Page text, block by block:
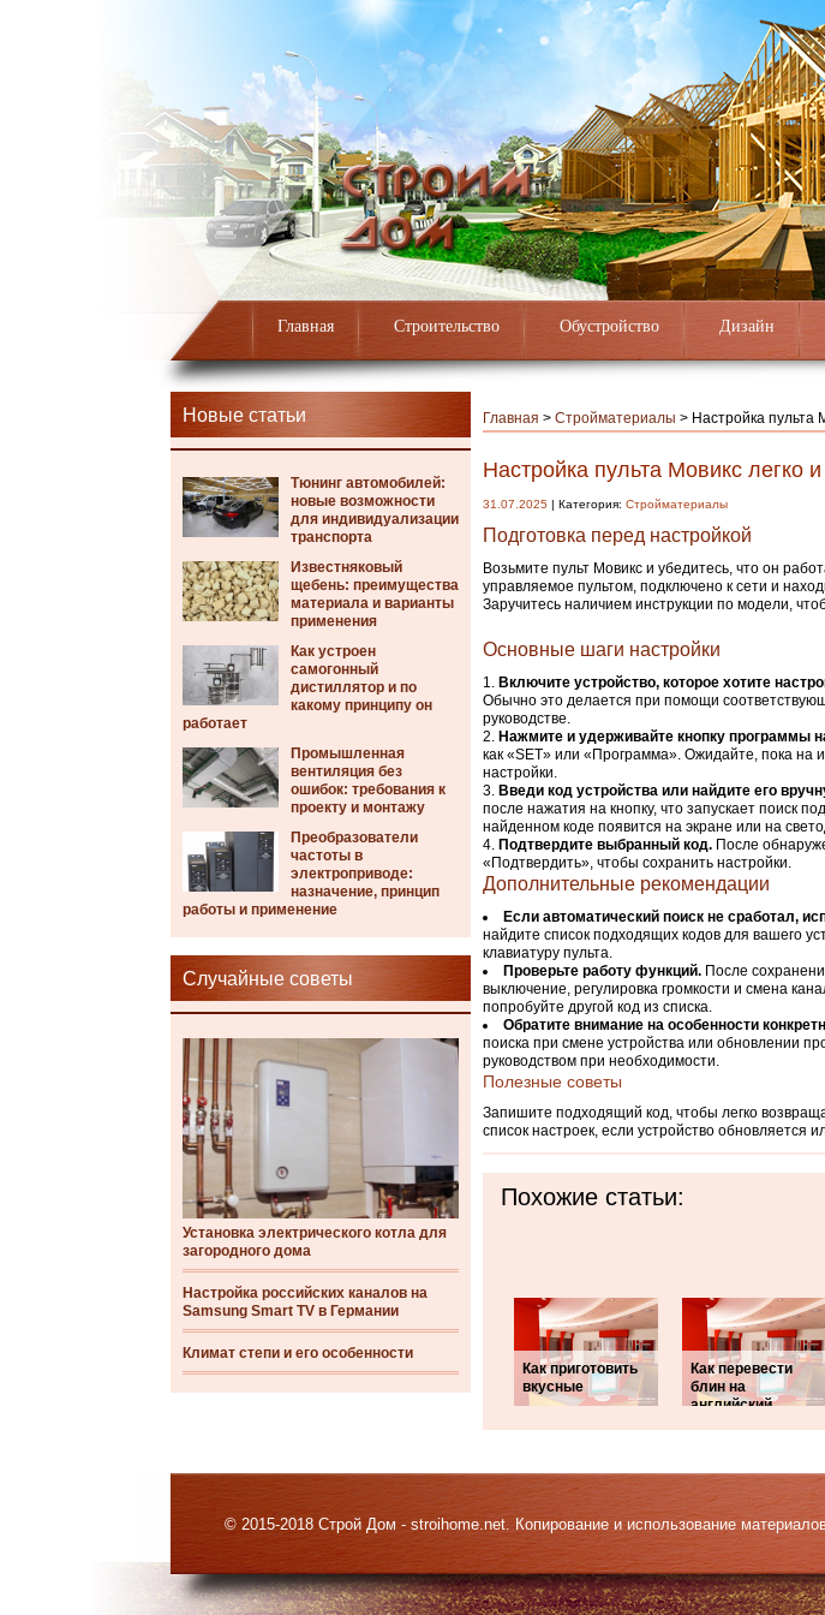
Главная Строительство Обустройство Дизайн
Новые статьи
Тюнинг автомобилей:
новые возможности
для индивидуализации
транспорта
Известняковый
щебень: преимущества
материала и варианты
применения
Как устроен
самогонный
дистиллятор и по
какому принципу он
работает
Промышленная
вентиляция без
ошибок: требования к
проекту и монтажу
Преобразователи
частоты в
электроприводе:
назначение, принцип
работы и применение
Случайные советы
Установка электрического котла для
загородного дома
Настройка российских каналов на
Samsung Smart TV в Германии
Климат степи и его особенности
Главная > Стройматериалы > Настройка пульта
Настройка пульта Мовикс легко
31.07.2025 | Категория: Стройматериалы
Подготовка перед настройкой
Возьмите пульт Мовикс и убедитесь, что он
управляемое пультом, подключено к сети и
Заручитесь наличием инструкции по модели,
Основные шаги настройки
Включите устройство, которое хотите
Обычно это делается при помощи
руководстве.
Нажмите и удерживайте кнопку программы
как «SET» или «Программа». Ожидайте, пока на
настройки.
Введи код устройства или найдите его
после нажатия на кнопку, что запускает поиск
найденном коде появится на экране или на
Подтвердите выбранный код. После
«Подтвердить», чтобы сохранить настройки.
Дополнительные рекомендации
Если автоматический поиск не сработал,
найдите список подходящих кодов для вашего
клавиатуру пульта.
Проверьте работу функций. После
выключение, регулировка громкости и смена
попробуйте другой код из списка.
Обратите внимание на особенности
поиска при смене устройства или обновлении
руководством при необходимости.
Полезные советы
Запишите подходящий код, чтобы легко
список настроек, если устройство обновляется
Похожие статьи:
Как приготовить
вкусные
Как перевести
блин на
английский
© 2015-2018 Строй Дом - stroihome.net. Копирование и использование